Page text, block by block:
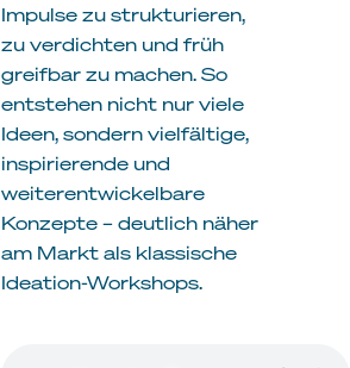
Impulse zu strukturieren,
zu verdichten und früh
greifbar zu machen. So
entstehen nicht nur viele
Ideen, sondern vielfältige,
inspirierende und
weiterentwickelbare
Konzepte – deutlich näher
am Markt als klassische
Ideation-Workshops.